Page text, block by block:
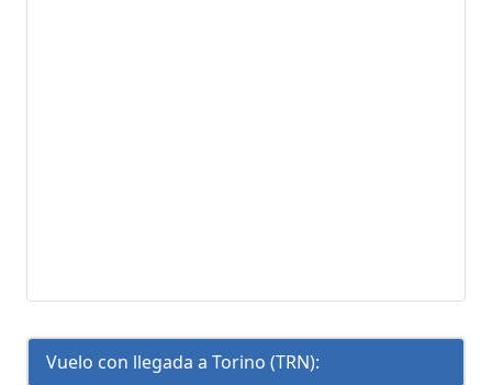
Vuelo con llegada a Torino (TRN):